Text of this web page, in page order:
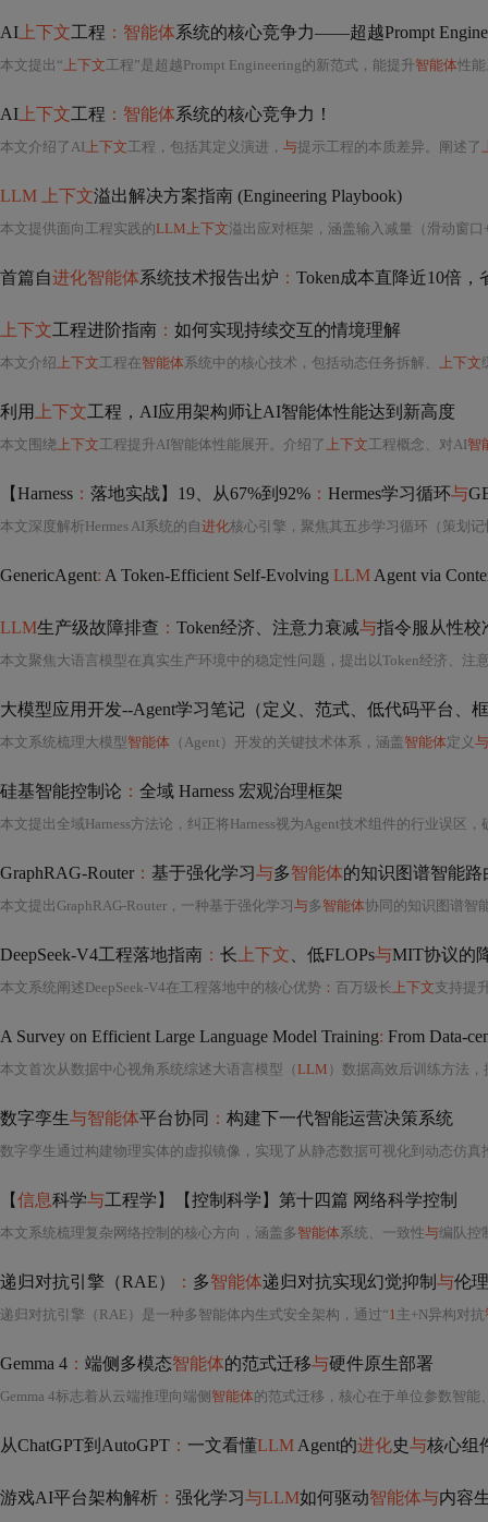
AI 上下文工程 ：智能体系统的核心竞争力——超越Prompt
本文提出“ 上下文工程”是超越Prompt Engineering的新范式，能提升智能体性能。阐述
AI 上下文工程 ：智能体系统的核心竞争力！
本文介绍了AI 上下文工程，包括其定义演进， 与提示工程的本质差异。阐述了
LLM 上下文溢出解决方案指南 (Engineering Playbook)
本文提供面向工程实践的LLM上下文溢出应对框架，涵盖输入减量（滑动窗口
首篇自进化智能体系统技术报告出炉 ： Token成本直降近10倍，
上下文工程进阶指南 ： 如何实现持续交互的情境理解
本文介绍 上下文工程在智能体系统中的核心技术，包括动态任务拆解、 上下文
利用 上下文工程，AI应用架构师让AI智能体性能达到新高度
本文围绕 上下文工程提升AI智能体性能展开。介绍了 上下文工程概念、对AI智
【Harness ： 落地实战】19、从67%到92% ： Hermes学习循环与
本文深度解析Hermes AI系统的自进化核心引擎，聚焦其五步学习循环（策划记忆、自主
GenericAgent: A Token-Efficient Self-Evolving LLM Agent via
LLM生产级故障排查 ： Token经济、注意力衰减与指令服从性校
大模型应用开发--Agent学习笔记（定义、范式、低代码平台、
本文系统梳理大模型智能体 （Agent）开发的关键技术体系，涵盖 智能体定义与
硅基智能控制论 ： 全域 Harness 宏观治理框架
GraphRAG-Router ： 基于强化学习与多智能体的知识图谱智能路
本文提出GraphRAG-Router，一种基于强化学习与多 智能体协同的知识图谱智能路由框架，旨在解决
DeepSeek-V4工程落地指南 ： 长 上下文 、低FLOPs与MIT协议的
本文系统阐述DeepSeek-V4在工程落地中的核心优势 ： 百万级长 上下文支持提升多文档处
A Survey on Efficient Large Language Model Training: From Data-
本文首次从数据中心视角系统综述大语言模型（LLM ）数据高效后训练方法，提出“数据价值飞轮”
数字孪生与智能体平台协同 ： 构建下一代智能运营决策系统
数字孪生通过构建物理实体的虚拟镜像，实现了从静态数据可视化到动态仿
【信息科学与工程学】【控制科学】第十四篇 网络科学控制
本文系统梳理复杂网络控制的核心方向，涵盖多 智能体系统、一致性与编队控
递归对抗引擎（RAE） ： 多智能体递归对抗实现幻觉抑制 与伦
递归对抗引擎（RAE）是一种多智能体内生式安全架构，通过“1主+N异构对抗
Gemma 4 ： 端侧多模态智能体的范式迁移与硬件原生部署
Gemma 4标志着从云端推理向端侧 智能体的范式迁移，核心在于单位参数智能
从ChatGPT到AutoGPT ： 一文看懂LLM Agent的进化史与核心组
游戏AI平台架构解析 ： 强化学习与LLM如何驱动智能体与内容